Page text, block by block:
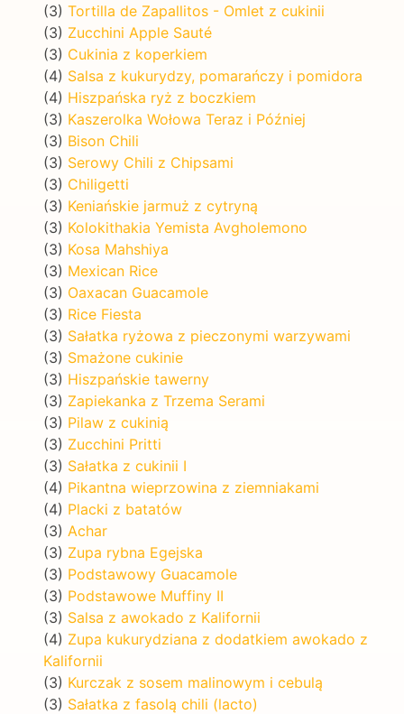
(3) Tortilla de Zapallitos - Omlet z cukinii
(3) Zucchini Apple Sauté
(3) Cukinia z koperkiem
(4) Salsa z kukurydzy, pomarańczy i pomidora
(4) Hiszpańska ryż z boczkiem
(3) Kaszerolka Wołowa Teraz i Później
(3) Bison Chili
(3) Serowy Chili z Chipsami
(3) Chiligetti
(3) Keniańskie jarmuż z cytryną
(3) Kolokithakia Yemista Avgholemono
(3) Kosa Mahshiya
(3) Mexican Rice
(3) Oaxacan Guacamole
(3) Rice Fiesta
(3) Sałatka ryżowa z pieczonymi warzywami
(3) Smażone cukinie
(3) Hiszpańskie tawerny
(3) Zapiekanka z Trzema Serami
(3) Pilaw z cukinią
(3) Zucchini Pritti
(3) Sałatka z cukinii I
(4) Pikantna wieprzowina z ziemniakami
(4) Placki z batatów
(3) Achar
(3) Zupa rybna Egejska
(3) Podstawowy Guacamole
(3) Podstawowe Muffiny II
(3) Salsa z awokado z Kalifornii
(4) Zupa kukurydziana z dodatkiem awokado z
Kalifornii
(3) Kurczak z sosem malinowym i cebulą
(3) Sałatka z fasolą chili (lacto)